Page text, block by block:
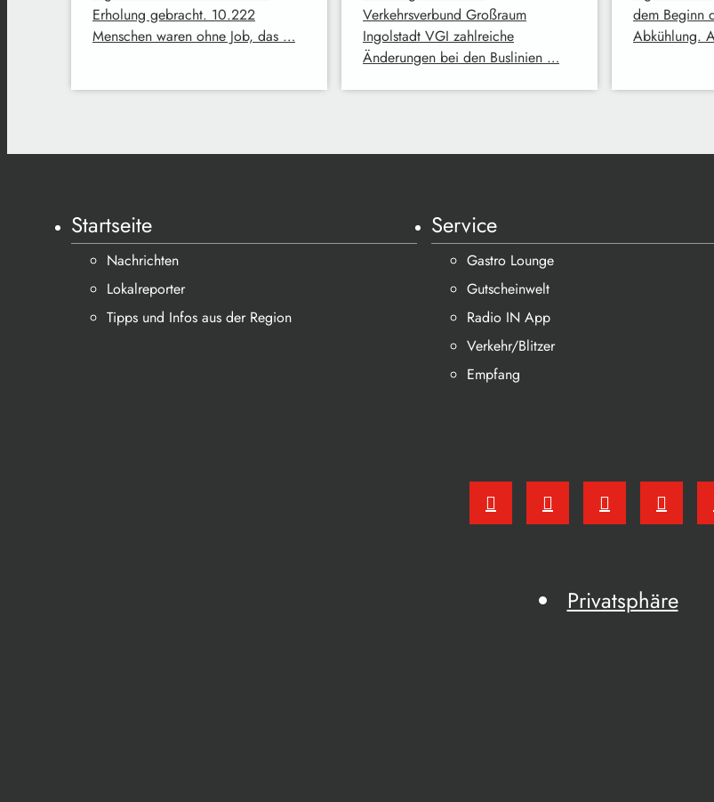
Erholung gebracht. 10.222
Menschen waren ohne Job, das …
Verkehrsverbund Großraum
Ingolstadt VGI zahlreiche
Änderungen bei den Buslinien …
dem Beginn
Abkühlung.
Startseite
Nachrichten
Lokalreporter
Tipps und Infos aus der Region
Service
Gastro Lounge
Gutscheinwelt
Radio IN App
Verkehr/Blitzer
Empfang
Privatsphäre